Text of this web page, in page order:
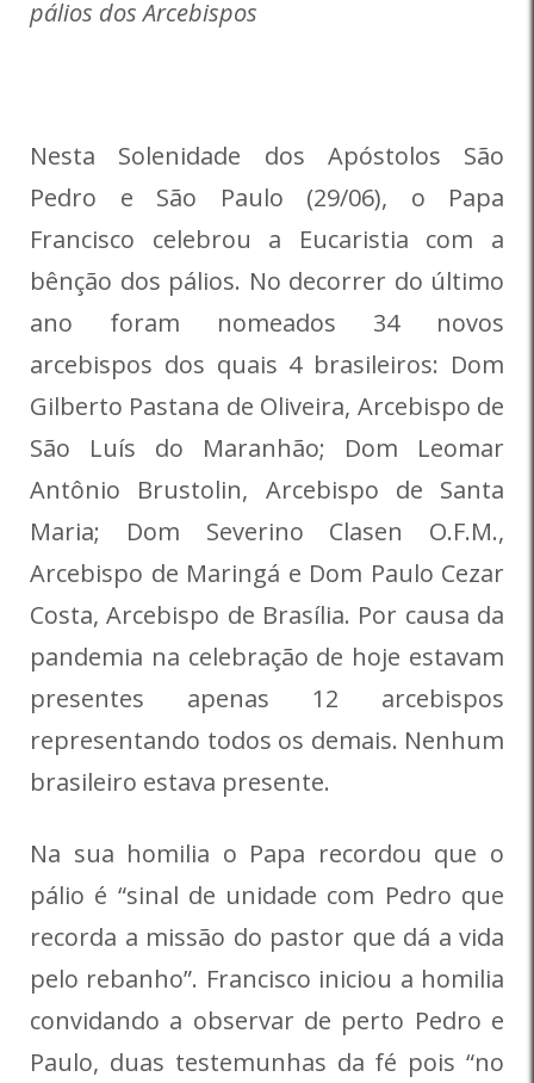
pálios dos Arcebispos
Nesta Solenidade dos Apóstolos São
Pedro e São Paulo (29/06), o Papa
Francisco celebrou a Eucaristia com a
bênção dos pálios. No decorrer do último
ano foram nomeados 34 novos
arcebispos dos quais 4 brasileiros: Dom
Gilberto Pastana de Oliveira, Arcebispo de
São Luís do Maranhão; Dom Leomar
Antônio Brustolin, Arcebispo de Santa
Maria; Dom Severino Clasen O.F.M.,
Arcebispo de Maringá e Dom Paulo Cezar
Costa, Arcebispo de Brasília. Por causa da
pandemia na celebração de hoje estavam
presentes apenas 12 arcebispos
representando todos os demais. Nenhum
brasileiro estava presente.
Na sua homilia o Papa recordou que o
pálio é “sinal de unidade com Pedro que
recorda a missão do pastor que dá a vida
pelo rebanho”. Francisco iniciou a homilia
convidando a observar de perto Pedro e
Paulo, duas testemunhas da fé pois “no